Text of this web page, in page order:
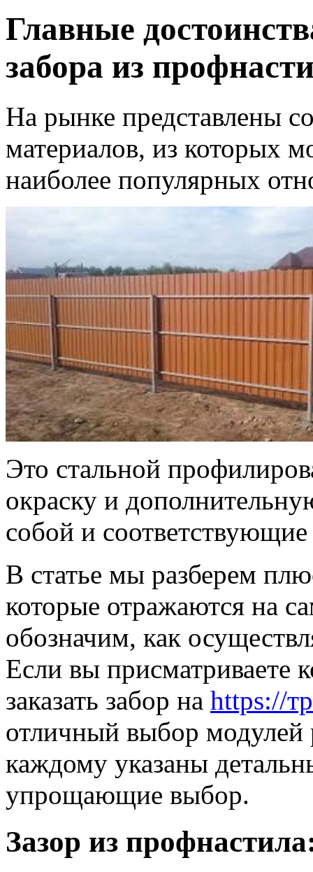
Главные
забора из
На рынке представлены
материалов, из которых
наиболее популярных
Это стальной
окраску и
собой и
В статье мы разберем
которые отражаются на
обозначим, как
Если вы
заказать забор на https://
отличный выбор модулей
каждому указаны
упрощающие выбор.
Зазор из